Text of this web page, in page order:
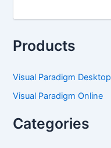
Products
Visual Paradigm Desktop
Visual Paradigm Online
Categories